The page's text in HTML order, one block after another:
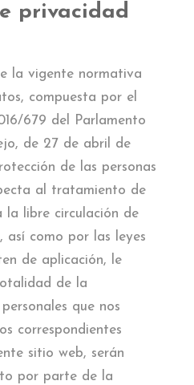
privacidad
la vigente normativa
compuesta por el
679 del Parlamento
de 27 de abril de
de las personas
al tratamiento de
la libre circulación de
así como por las leyes
de aplicación, le
de la
que nos
correspondientes
sitio web, serán
por parte de la